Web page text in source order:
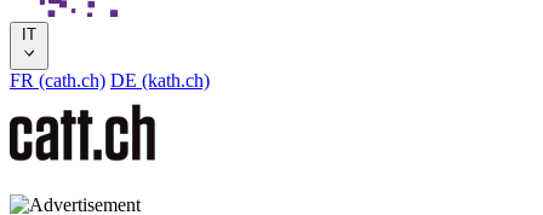
IT
FR (cath.ch) DE (kath.ch)